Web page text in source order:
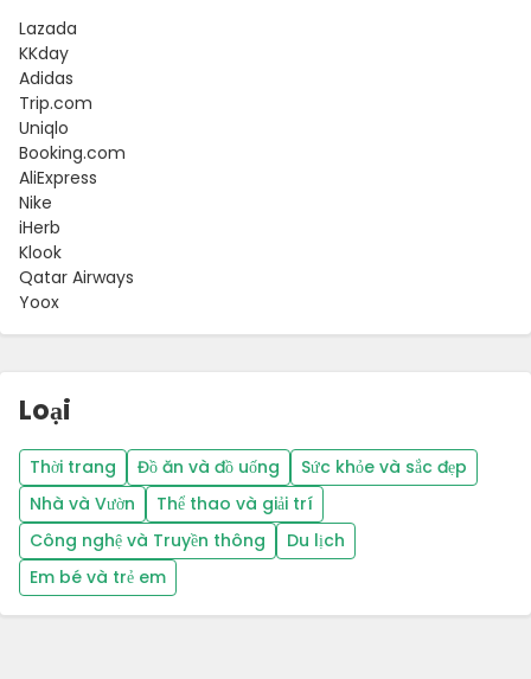
Lazada
KKday
Adidas
Trip.com
Uniqlo
Booking.com
AliExpress
Nike
iHerb
Klook
Qatar Airways
Yoox
Loại
Thời trang Đồ ăn và đồ uống
Sức khỏe và sắc đẹp
Nhà và Vườn
Thể thao và giải trí
Công nghệ và Truyền thông
Du lịch
Em bé và trẻ em